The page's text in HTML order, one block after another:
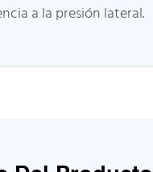
a la presión lateral.